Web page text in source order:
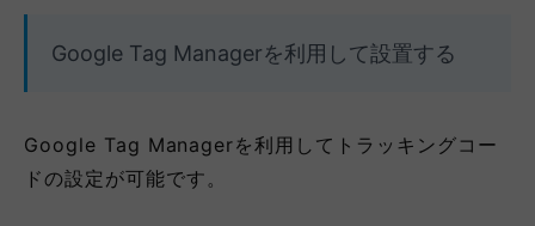
Google Tag Managerを利用して設置する
Google Tag Managerを利用してトラッキングコー
ドの設定が可能です。